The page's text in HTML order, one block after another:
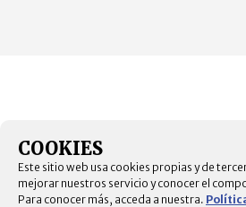
COOKIES
Este sitio web usa cookies propias y de
mejorar nuestros servicio y conocer el
Para conocer más, acceda a nuestra.